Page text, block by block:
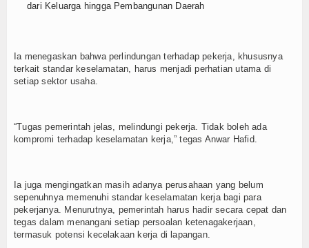
dari Keluarga hingga Pembangunan Daerah
Ia menegaskan bahwa perlindungan terhadap pekerja, khususnya
terkait standar keselamatan, harus menjadi perhatian utama di
setiap sektor usaha.
“Tugas pemerintah jelas, melindungi pekerja. Tidak boleh ada
kompromi terhadap keselamatan kerja,” tegas Anwar Hafid.
Ia juga mengingatkan masih adanya perusahaan yang belum
sepenuhnya memenuhi standar keselamatan kerja bagi para
pekerjanya. Menurutnya, pemerintah harus hadir secara cepat dan
tegas dalam menangani setiap persoalan ketenagakerjaan,
termasuk potensi kecelakaan kerja di lapangan.